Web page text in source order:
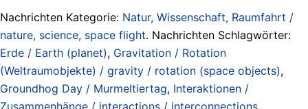
Nachrichten Kategorie: Natur, Wissenschaft, Raumfahrt /
nature, science, space flight. Nachrichten Schlagwörter:
Erde / Earth (planet), Gravitation / Rotation
(Weltraumobjekte) / gravity / rotation (space objects),
Groundhog Day / Murmeltiertag, Interaktionen /
Zusammenhänge / interactions / interconnections,